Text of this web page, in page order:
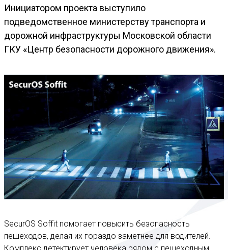
Инициатором проекта выступило
подведомственное министерству транспорта и
дорожной инфраструктуры Московской области
ГКУ «Центр безопасности дорожного движения».
SecurOS Soffit помогает повысить безопасность
пешеходов, делая их гораздо заметнее для водителей.